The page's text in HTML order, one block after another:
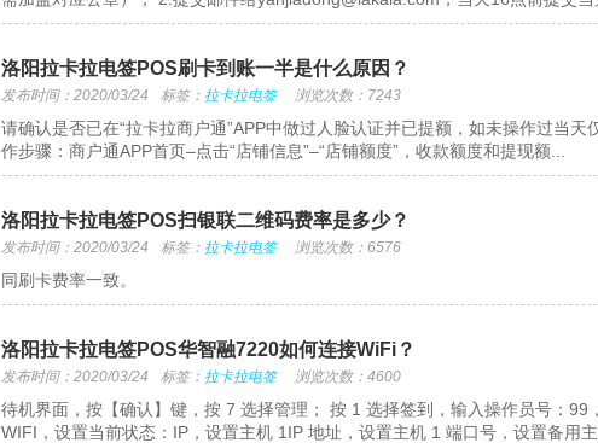
洛阳拉卡拉电签POS刷卡到账一半是什么原因？
发布时间：2020/03/24 标签： 拉卡拉电签 浏览次数：7243
请确认是否已在“拉卡拉商户通”APP中做过人脸认证并已提额，如未操作过当
作步骤：商户通APP首页–点击“店铺信息”–“店铺额度”，收款额度和提现额...
洛阳拉卡拉电签POS扫银联二维码费率是多少？
发布时间：2020/03/24 标签： 拉卡拉电签 浏览次数：6576
同刷卡费率一致。
洛阳拉卡拉电签POS华智融7220如何连接WiFi？
发布时间：2020/03/24 标签： 拉卡拉电签 浏览次数：4600
待机界面，按【确认】键，按 7 选择管理； 按 1 选择签到，输入操作员号：
WIFI，设置当前状态：IP，设置主机 1IP 地址，设置主机 1 端口号，设置备用主